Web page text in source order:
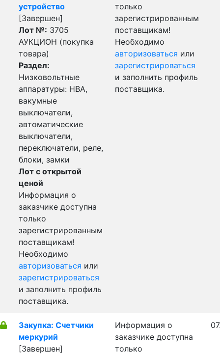
устройство
[Завершен]
Лот №: 3705
АУКЦИОН (покупка
товара)
Раздел:
Низковольтные
аппаратуры: НВА,
вакумные
выключатели,
автоматические
выключатели,
переключатели, реле,
блоки, замки
Лот с открытой
ценой
Информация о
заказчике доступна
только
зарегистрированным
поставщикам!
Необходимо
авторизоваться или
зарегистрироваться
и заполнить профиль
поставщика.
только
зарегистрированным
поставщикам!
Необходимо
авторизоваться или
зарегистрироваться
и заполнить профиль
поставщика.
Закупка: Счетчики
меркурий
[Завершен]
Информация о
заказчике доступна
только